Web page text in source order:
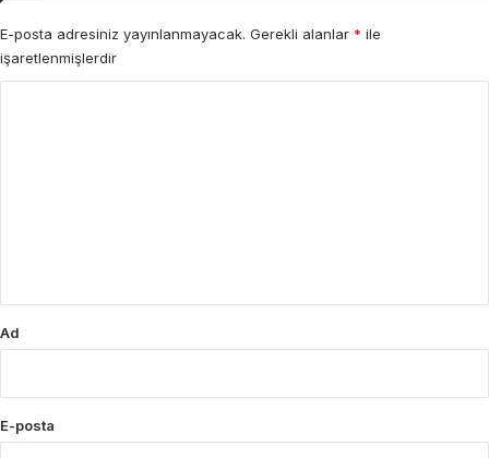
E-posta adresiniz yayınlanmayacak. Gerekli alanlar * ile
işaretlenmişlerdir
Ad
E-posta